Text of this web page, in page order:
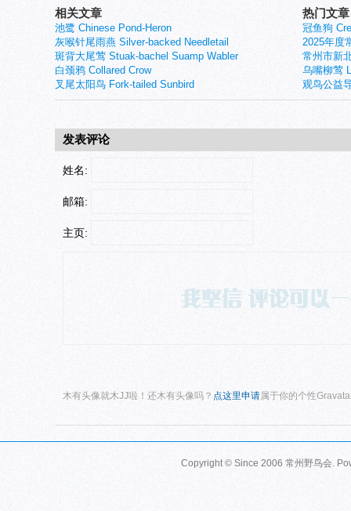
热门文章
冠鱼狗
2025年度
常州市新
乌嘴柳莺
观鸟公益
相关文章
池鹭 Chinese Pond-Heron
灰喉针尾雨燕 Silver-backed Needletail
斑背大尾莺 Stuak-bachel Suamp Wabler
白颈鸦 Collared Crow
叉尾太阳鸟 Fork-tailed Sunbird
发表评论
姓名:
邮箱:
主页:
木有头像就木JJ啦！还木有头像吗？ 点这里申请属于你的个性
Copyright © Since 2006 常州野鸟会.